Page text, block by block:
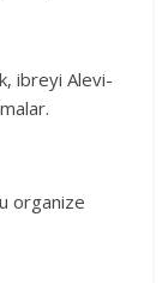
ibreyi Alevi-
organize